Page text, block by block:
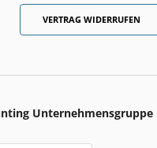
VERTRAG WIDERRUFEN
Unternehmensgruppe